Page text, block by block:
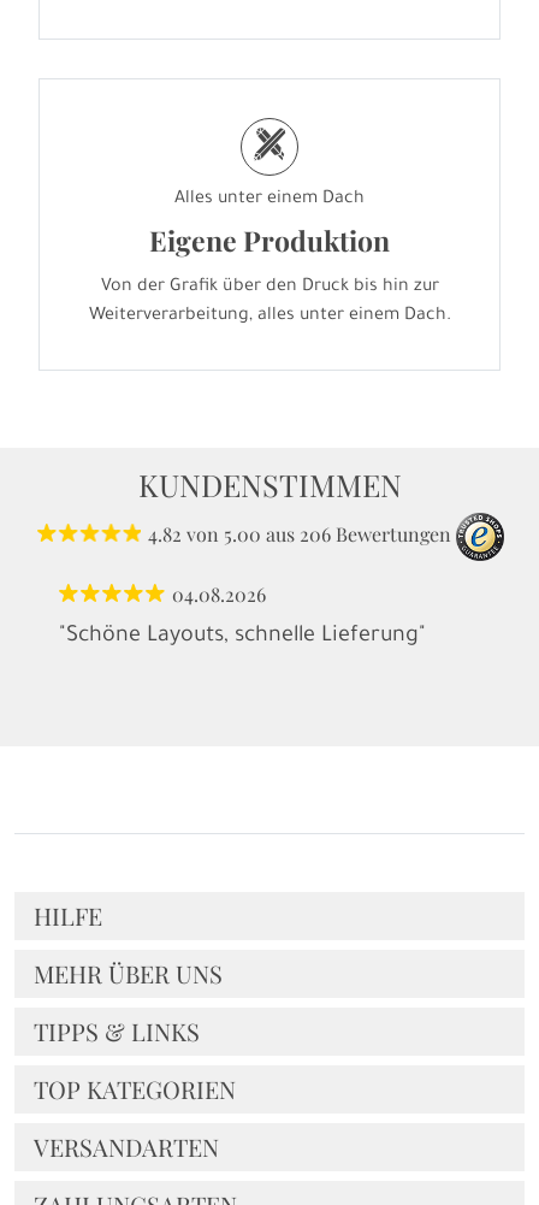
h
Alles unter einem Dach
Eigene Produktion
Von der Grafik über den Druck bis hin zur
Weiterverarbeitung, alles unter einem Dach.
KUNDENSTIMMEN
4.82 von 5.00 aus 206 Bewertungen
04.08.2026
"Schöne Layouts, schnelle Lieferung"
HILFE
MEHR ÜBER UNS
TIPPS & LINKS
TOP KATEGORIEN
VERSANDARTEN